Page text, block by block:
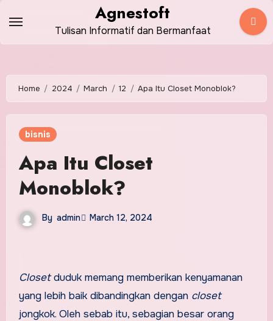
content
Agnestoft
Tulisan Informatif dan Bermanfaat
Home 2024 March 12 Apa Itu Closet Monoblok?
bisnis
Apa Itu Closet
Monoblok?
By admin March 12, 2024
Closetduduk memang memberikan kenyamanan
yang lebih baik dibandingkan dengan closet
jongkok. Oleh sebab itu, sebagian besar orang